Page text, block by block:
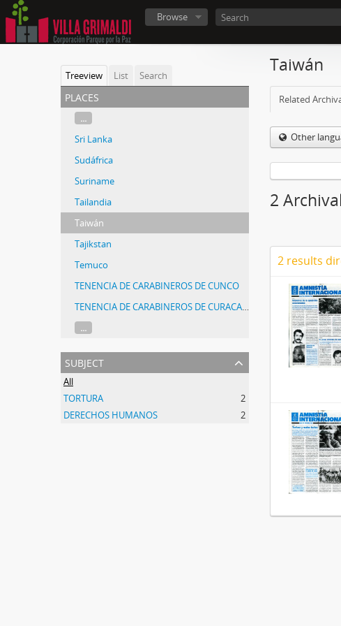
Browse
Treeview List Search
places
...
Sri Lanka
Sudáfrica
Suriname
Tailandia
Taiwán
Tajikstan
Temuco
TENENCIA DE CARABINEROS DE CUNCO
TENENCIA DE CARABINEROS DE CURACAVÍ
...
subject
All
TORTURA
2
DERECHOS HUMANOS
2
Taiwán
Related
Other
2
2 results